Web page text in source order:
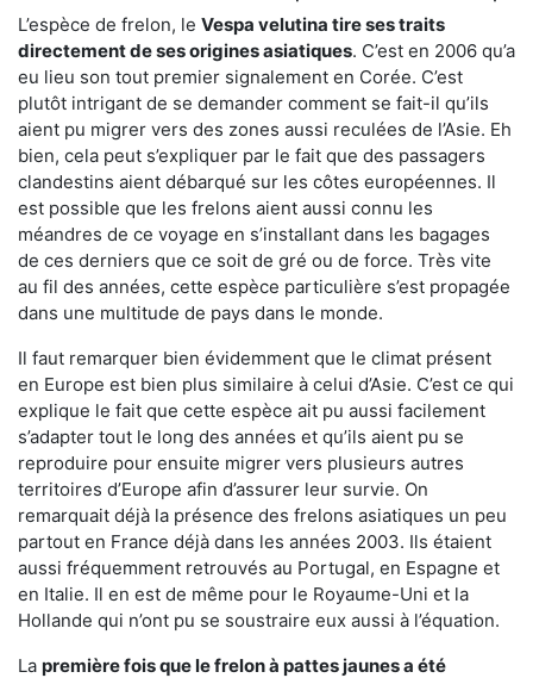
L’espèce de frelon, le Vespa velutina tire ses traits
directement de ses origines asiatiques. C’est en 2006 qu’a
eu lieu son tout premier signalement en Corée. C’est
plutôt intrigant de se demander comment se fait-il qu’ils
aient pu migrer vers des zones aussi reculées de l’Asie. Eh
bien, cela peut s’expliquer par le fait que des passagers
clandestins aient débarqué sur les côtes européennes. Il
est possible que les frelons aient aussi connu les
méandres de ce voyage en s’installant dans les bagages
de ces derniers que ce soit de gré ou de force. Très vite
au fil des années, cette espèce particulière s’est propagée
dans une multitude de pays dans le monde.
Il faut remarquer bien évidemment que le climat présent
en Europe est bien plus similaire à celui d’Asie. C’est ce qui
explique le fait que cette espèce ait pu aussi facilement
s’adapter tout le long des années et qu’ils aient pu se
reproduire pour ensuite migrer vers plusieurs autres
territoires d’Europe afin d’assurer leur survie. On
remarquait déjà la présence des frelons asiatiques un peu
partout en France déjà dans les années 2003. Ils étaient
aussi fréquemment retrouvés au Portugal, en Espagne et
en Italie. Il en est de même pour le Royaume-Uni et la
Hollande qui n’ont pu se soustraire eux aussi à l’équation.
La première fois que le frelon à pattes jaunes a été